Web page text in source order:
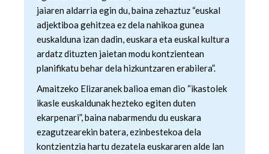
erabiltzen dituen hauta dezakezu.
Bazkide batzuek ez dizute baimenik eskatzen, eta beren
interes komertzial legitimoetan babesten dira. Ikusi gure
bazkideen zerrenda, beren ustez zein helburutarako
duten interes legitimoa eta horren aurka nola egin
Lortu zure datu pertsonalak prozesatzeko moduari
buruzko informazio gehiago eta ezarri zure lehentasunak
jaiaren aldarria egin du, baina zehaztuz “euskal
adjektiboa gehitzea ez dela nahikoa gunea
euskalduna izan dadin, euskara eta euskal kultura
ardatz dituzten jaietan modu kontzientean
planifikatu behar dela hizkuntzaren erabilera”.
Amaitzeko Elizaranek balioa eman dio “ikastolek
ikasle euskaldunak hezteko egiten duten
ekarpenari”, baina nabarmendu du euskara
ezagutzearekin batera, ezinbestekoa dela
kontzientzia hartu dezatela euskararen alde lan